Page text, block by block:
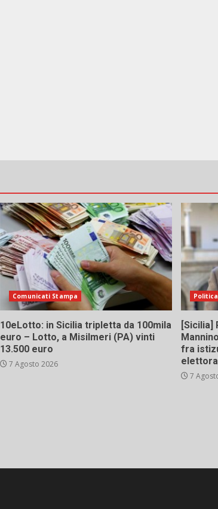
Comunicati Stampa
10eLotto: in Sicilia tripletta da 100mila
euro – Lotto, a Misilmeri (PA) vinti
13.500 euro
7 Agosto 2026
Politica
[Sicilia]
fra
7